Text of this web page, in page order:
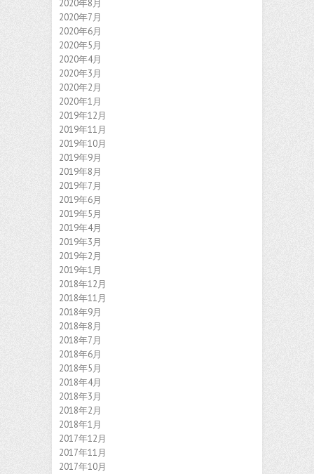
2020年8月
2020年7月
2020年6月
2020年5月
2020年4月
2020年3月
2020年2月
2020年1月
2019年12月
2019年11月
2019年10月
2019年9月
2019年8月
2019年7月
2019年6月
2019年5月
2019年4月
2019年3月
2019年2月
2019年1月
2018年12月
2018年11月
2018年9月
2018年8月
2018年7月
2018年6月
2018年5月
2018年4月
2018年3月
2018年2月
2018年1月
2017年12月
2017年11月
2017年10月